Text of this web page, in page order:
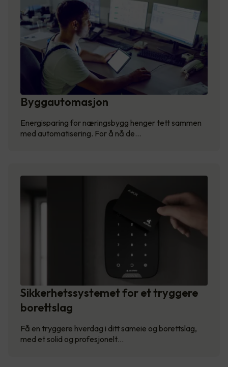
Byggautomasjon
Energisparing for næringsbygg henger tett sammen
med automatisering. For å nå de…
Sikkerhetssystemet for et tryggere
borettslag
Få en tryggere hverdag i ditt sameie og borettslag,
med et solid og profesjonelt…